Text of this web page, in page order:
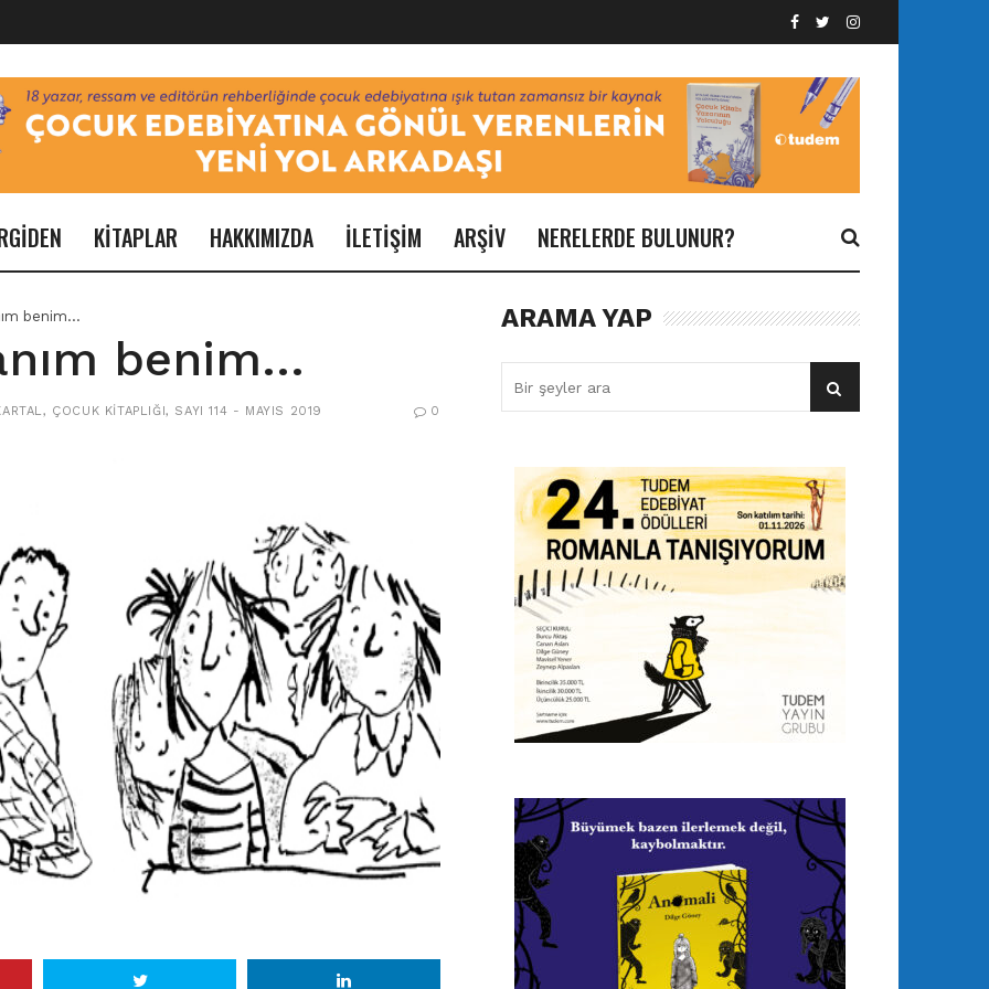
KİTAPLAR HAKKIMIZDA İLETİŞİM ARŞİV NERELERDE BULUNUR?
benim…
benim…
, ÇOCUK KITAPLIĞI, SAYI 114 - MAYIS 2019 0
ARAMA YAP